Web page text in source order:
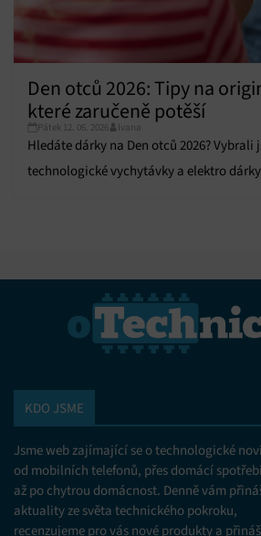
Den otců 2026: Tipy na
které zaručeně potěší
Pátek 12. 06. 2026 Ivana
Hledáte dárky na Den otců 2026? Vybrali
technologické vychytávky a elektro
KDO JSME
Jsme web zajímající se o technologické
od mobilních telefonů, přes domácí
až po chytrou domácnost. Denně vám
aktuality ze světa technického pokroku,
recenzujeme pro vás nové produkty a